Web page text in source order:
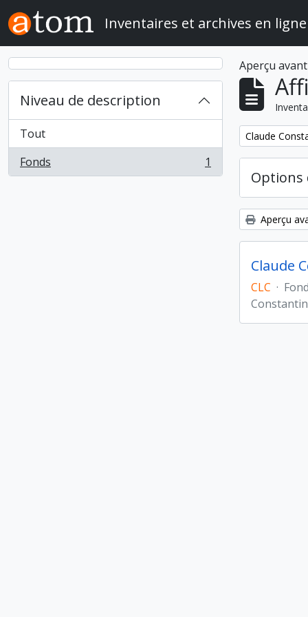
Skip to main content
Inventaires et archives en ligne
Niveau de description
Tout
Fonds
, 1 résultats 1
Aperçu
Remove filter:
Claude
Options
Aperçu
Claude
CLC ·